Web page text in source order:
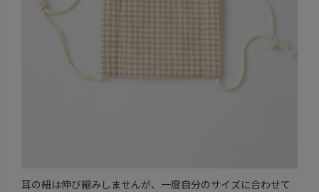
耳の紐は伸び縮みしませんが、一度自分のサイズに合わせて